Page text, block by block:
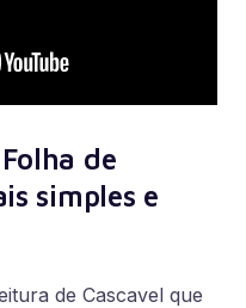
de
simples e
de Cascavel que